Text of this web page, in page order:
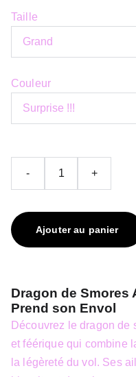
Taille
Couleur
- +
Ajouter au panier
Dragon de Smores
Prend son Envol
Découvrez le dragon de
et féérique qui combine
la légèreté du vol. Ses